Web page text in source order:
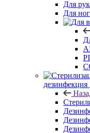
Для рук
Для ног
дезинфекция